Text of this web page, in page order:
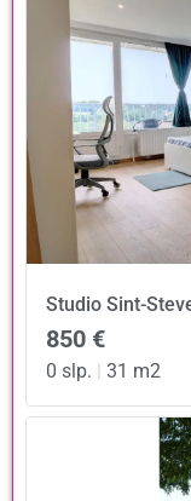
Studio Sint-
850 €
0 slp. | 31 m2